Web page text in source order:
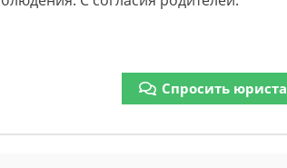
Спросить юриста